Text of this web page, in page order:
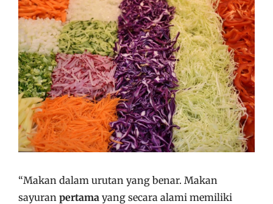
“Makan dalam urutan yang benar. Makan
sayuran pertama yang secara alami memiliki